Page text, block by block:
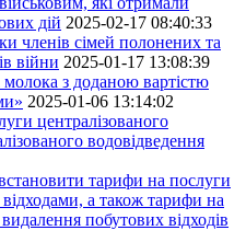
дій 2025-02-17 08:40:33
членів сімей полонених та
війни 2025-01-17 13:08:39
з доданою вартістю
2025-01-06 13:14:02
централізованого
водовідведення
тарифи на послуги
а також тарифи на
побутових відходів